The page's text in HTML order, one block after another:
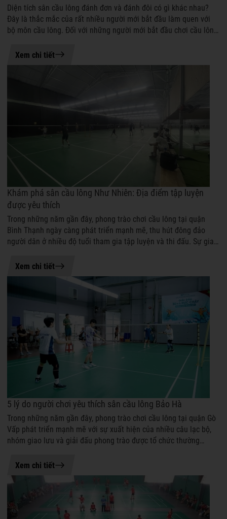
20-06-2026 09:38
Diện tích sân cầu lông đánh đơn và đánh đôi có gì khác nhau?
Đây là thắc mắc của rất nhiều người mới bắt đầu làm quen với
bộ môn cầu lông. Đối với những người mới bắt đầu chơi cầu lông,
Xem chi tiết
19-06-2026 08:47
Khám phá sân cầu lông Như Nhiên: Địa điểm tập luyện
được yêu thích
Trong những năm gần đây, phong trào chơi cầu lông tại quận
Bình Thạnh ngày càng phát triển mạnh mẽ, thu hút đông đảo
người dân ở nhiều độ tuổi tham gia tập luyện và thi đấu. Sự gia
Xem chi tiết
18-06-2026 15:39
5 lý do người chơi yêu thích sân cầu lông Bảo Hà
Trong những năm gần đây, phong trào chơi cầu lông tại quận Gò
Vấp phát triển mạnh mẽ với sự xuất hiện của nhiều câu lạc bộ,
nhóm giao lưu và giải đấu phong trào được tổ chức thường
Xem chi tiết